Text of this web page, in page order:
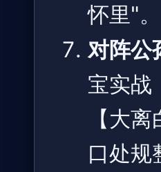
怀里"。
对阵
宝实战
【大
口处规